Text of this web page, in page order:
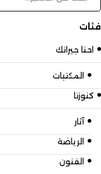
فئات
احنا جيرانك
المكتبات
كنوزنا
آثار
الرياضة
الفنون